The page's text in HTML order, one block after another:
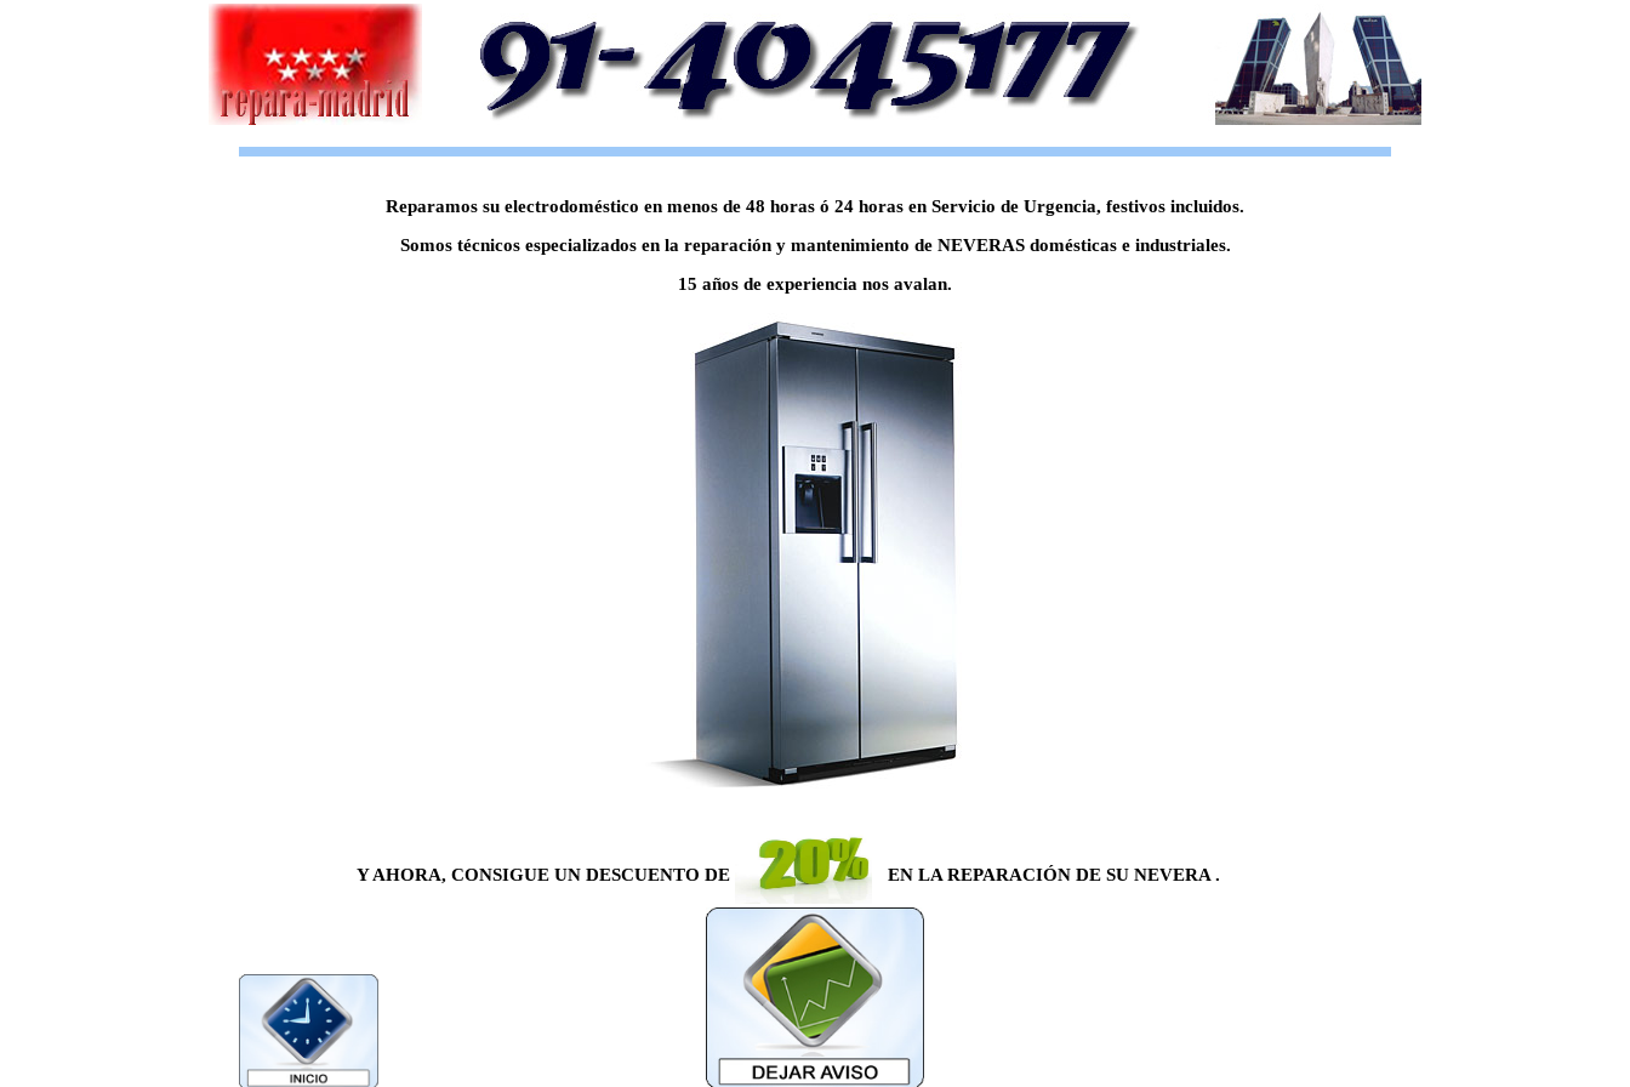
Reparamos su electrodoméstico en menos de 48 horas ó 24 horas en Servicio de Urgencia, festivos incluidos.
Somos técnicos especializados en la reparación y mantenimiento de NEVERAS domésticas e industriales.
15 años de experiencia nos avalan.
Y AHORA, CONSIGUE UN DESCUENTO DE EN LA REPARACIÓN DE SU NEVERA .